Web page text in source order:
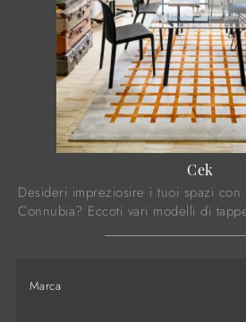
Marca
Cek
Desideri impreziosire i tuoi spazi con
Connubia? Eccoti vari modelli di